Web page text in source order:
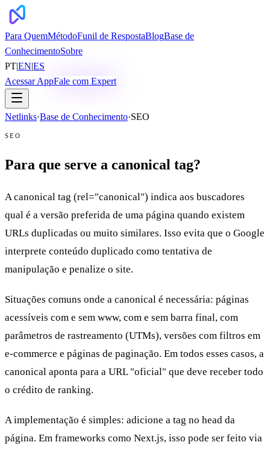
Para QuemMétodoFunil de RespostaBlogBase de
ConhecimentoSobre
PT|EN|ES
Acessar AppFale com Expert
Netlinks·Base de Conhecimento·SEO
SEO
Para que serve a canonical tag?
A canonical tag (rel="canonical") indica aos buscadores
qual é a versão preferida de uma página quando existem
URLs duplicadas ou muito similares. Isso evita que o Google
interprete conteúdo duplicado como tentativa de
manipulação e penalize o site.
Situações comuns onde a canonical é necessária: páginas
acessíveis com e sem www, com e sem barra final, com
parâmetros de rastreamento (UTMs), versões com filtros em
e-commerce e páginas de paginação. Em todos esses casos, a
canonical aponta para a URL "oficial" que deve receber todo
o crédito de ranking.
A implementação é simples: adicione a tag no head da
página. Em frameworks como Next.js, isso pode ser feito via